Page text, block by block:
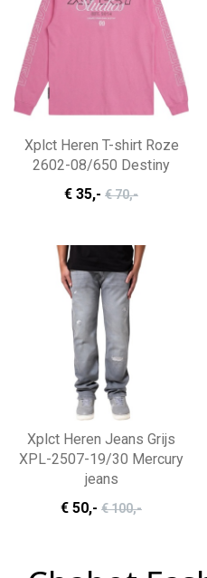
SUBMENU
SUBMENU
Xplct Heren T-shirt Roze
2602-08/650 Destiny
€ 35,- € 70,-
Xplct Heren Jeans Grijs
XPL-2507-19/30 Mercury
jeans
€ 50,- € 100,-